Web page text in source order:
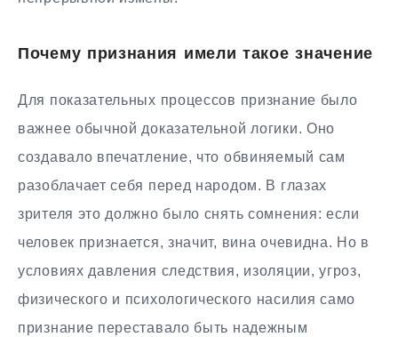
Почему признания имели такое значение
Для показательных процессов признание было
важнее обычной доказательной логики. Оно
создавало впечатление, что обвиняемый сам
разоблачает себя перед народом. В глазах
зрителя это должно было снять сомнения: если
человек признается, значит, вина очевидна. Но в
условиях давления следствия, изоляции, угроз,
физического и психологического насилия само
признание переставало быть надежным